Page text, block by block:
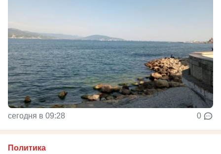
сегодня в 09:28 0
Политика